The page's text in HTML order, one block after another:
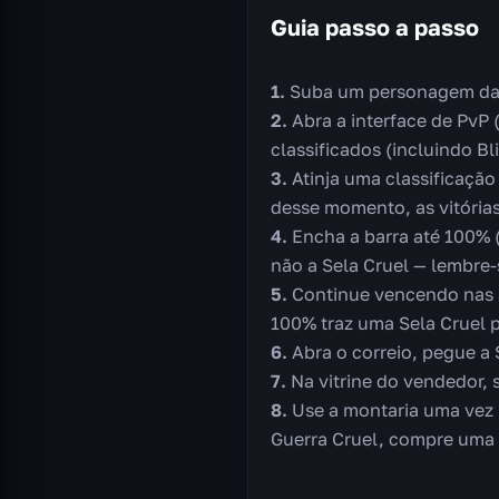
Guia passo a passo
Suba um personagem
Abra a interface de
classificados (incluindo
Atinja uma
desse momento, as
Encha a barra até
não a Sela Cruel —
Continue vencendo
100% traz uma Sela Cruel
Abra o correio, pegue a
Na vitrine do vendedor,
Use a montaria uma
Guerra Cruel, compre